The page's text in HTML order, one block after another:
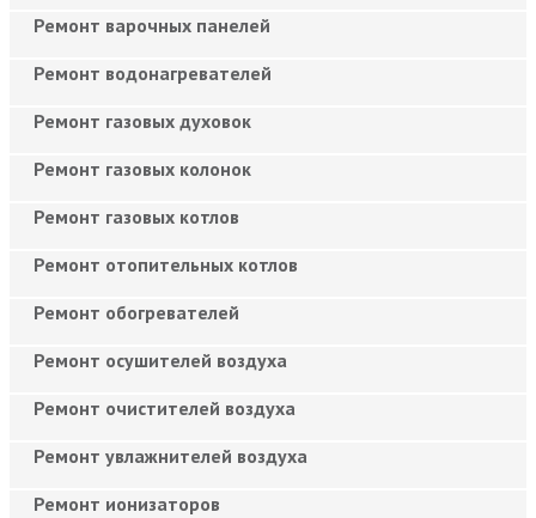
Ремонт варочных панелей
Ремонт водонагревателей
Ремонт газовых духовок
Ремонт газовых колонок
Ремонт газовых котлов
Ремонт отопительных котлов
Ремонт обогревателей
Ремонт осушителей воздуха
Ремонт очистителей воздуха
Ремонт увлажнителей воздуха
Ремонт ионизаторов